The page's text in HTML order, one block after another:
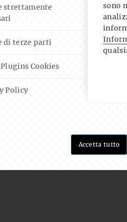
strettamente
di terze parti
Cookies
Policy
sono
Accetta tutto